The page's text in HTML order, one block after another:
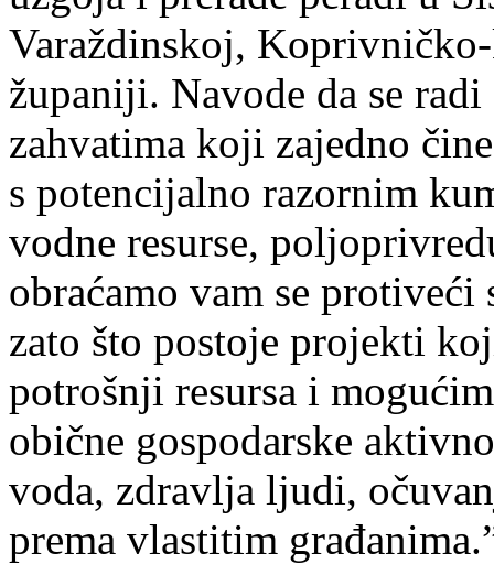
Varaždinskoj,
županiji. Navode da se
zahvatima koji zajedno
s potencijalno razornim
vodne resurse,
obraćamo vam se protiveći
zato što postoje projekti
potrošnji resursa i
obične gospodarske
voda, zdravlja ljudi,
prema vlastitim